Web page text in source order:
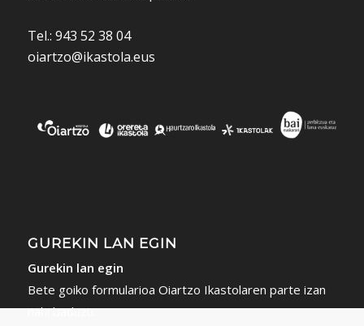
Tel.: 943 52 38 04
oiartzo@ikastola.eus
GUREKIN LAN EGIN
Gurekin lan egin
Bete goiko formularioa Oiartzo Ikastolaren parte izan
nahi baduzu.